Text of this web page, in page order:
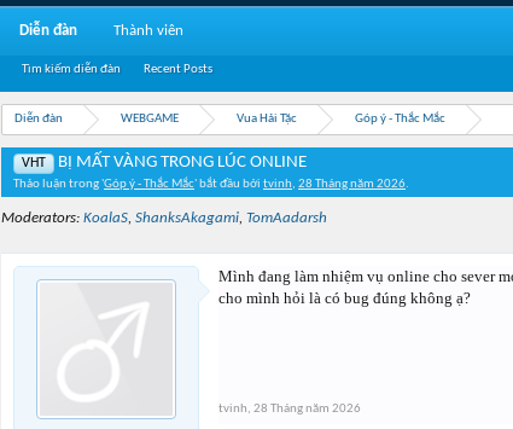
Diễn đàn WEBGAME Vua Hải Tặc Góp ý - Thắc Mắc
VHT BỊ MẤT VÀNG TRONG LÚC ONLINE
Thảo luận trong 'Góp ý - Thắc Mắc' bắt đầu bởi tvinh, 28 Tháng năm 2026.
Moderators: KoalaS, ShanksAkagami, TomAadarsh
Mình đang làm nhiệm vụ online cho sever
cho mình hỏi là có bug đúng không ạ?
tvinh, 28 Tháng năm 2026
Diễn đàn
Tìm kiếm diễn đàn Recent Posts
Thành viên